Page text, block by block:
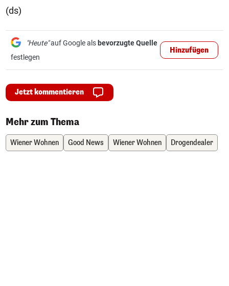
(ds)
"Heute"auf Google als bevorzugte Quelle
festlegen
Hinzufügen
Jetzt kommentieren
Mehr zum Thema
Wiener Wohnen Good News Wiener Wohnen Drogendealer